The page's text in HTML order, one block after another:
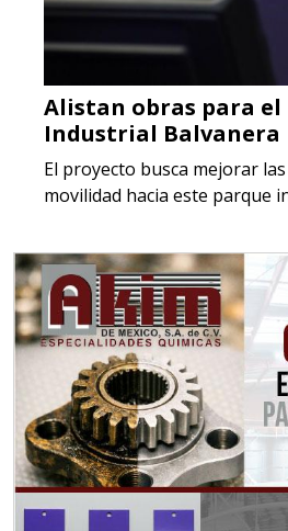
Alistan obras para el
Industrial Balvanera
El proyecto busca mejorar
movilidad hacia este parque